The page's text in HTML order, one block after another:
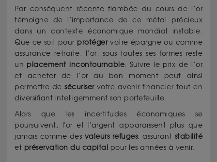
Par conséquent récente flambée du cours de l’or
témoigne de l’importance de ce métal précieux
dans un contexte économique mondial instable.
Que ce soit pour protégervotre épargne ou comme
assurance retraite, l’or, sous toutes ses formes reste
un placement incontournable. Suivre le prix de l’or
et acheter de l’or au bon moment peut ainsi
permettre desécuriservotre avenir financier tout en
diversifiant intelligemment son portefeuille.
Alors que les incertitudes économiques se
poursuivent, l'or et l'argent apparaissent plus que
jamais comme des valeurs refuges, assurant stabilité
et préservation du capital pour les années à venir.